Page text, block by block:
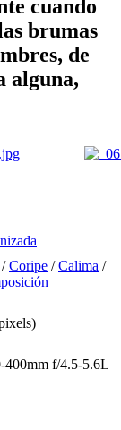
cuando
brumas
de
alguna,
Coripe /Calima /
400mm f/4.5-5.6L